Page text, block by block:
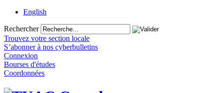
English
Rechercher
Trouvez votre section locale
S’abonner à nos cyberbulletins
Connexion
Bourses d'études
Coordonnées